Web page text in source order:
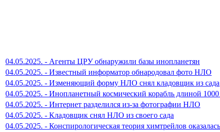
04.05.2025. - Агенты ЦРУ обнаружили базы инопланетян
04.05.2025. - Известный информатор обнародовал фото НЛО
04.05.2025. - Изменяющий форму НЛО снял кладовщик из сада
04.05.2025. - Инопланетный космический корабль длиной
04.05.2025. - Интернет разделился из-за фотографии НЛО
04.05.2025. - Кладовщик снял НЛО из своего сада
04.05.2025. - Конспирологическая теория химтрейлов